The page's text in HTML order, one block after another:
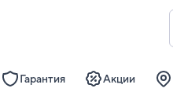
Гарантия Акции